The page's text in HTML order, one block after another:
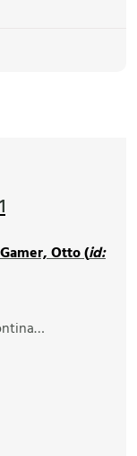
Otto (id: